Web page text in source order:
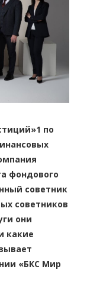
1 по
фондового
советник
советников
они
какие
«БКС Мир